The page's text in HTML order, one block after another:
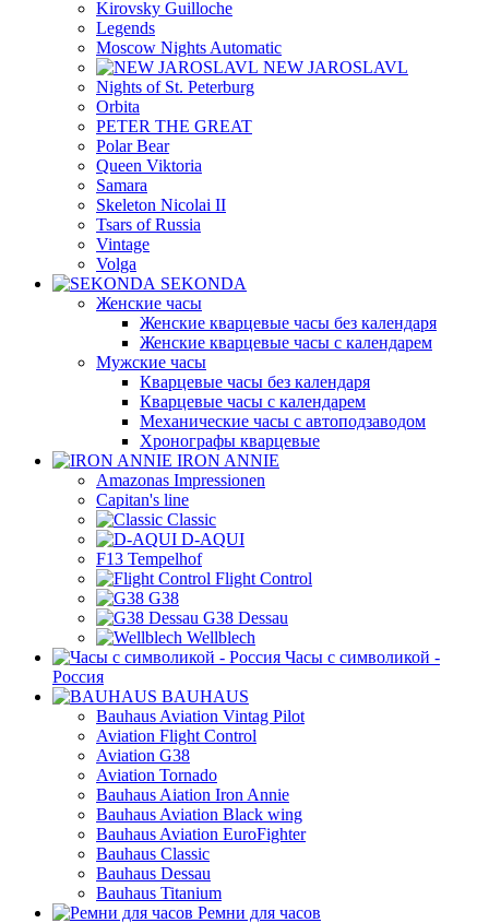
Kirovsky Guilloche
Legends
Moscow Nights Automatic
NEW JAROSLAVL
Nights of St. Peterburg
Orbita
PETER THE GREAT
Polar Bear
Queen Viktoria
Samara
Skeleton Nicolai II
Tsars of Russia
Vintage
Volga
SEKONDA
Женские часы
Женские кварцевые часы без календаря
Женские кварцевые часы с календарем
Мужские часы
Кварцевые часы без календаря
Кварцевые часы с календарем
Механические часы с автоподзаводом
Хронографы кварцевые
IRON ANNIE
Amazonas Impressionen
Capitan's line
Classic
D-AQUI
F13 Tempelhof
Flight Control
G38
G38 Dessau
Wellblech
Часы с символикой -
Россия
BAUHAUS
Bauhaus Aviation Vintag Pilot
Aviation Flight Control
Aviation G38
Aviation Tornado
Bauhaus Aiation Iron Annie
Bauhaus Aviation Black wing
Bauhaus Aviation EuroFighter
Bauhaus Classic
Bauhaus Dessau
Bauhaus Titanium
Ремни для часов